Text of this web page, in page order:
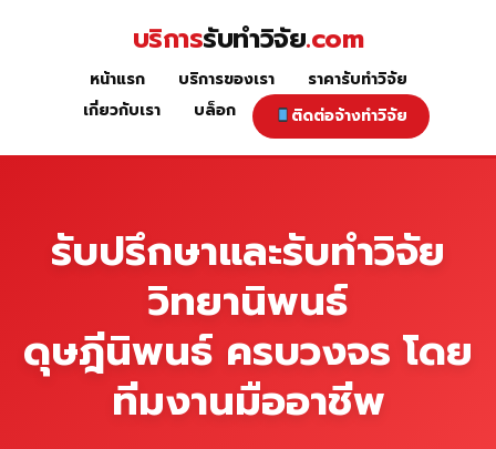
หน้าแรก
บริการรับทำวิจัย.com
หน้าแรก บริการของเรา
ราคารับทำวิจัย
เกี่ยวกับเรา
บล็อก ติดต่อจ้างทำวิจัย
รับปรึกษาและรับทำวิจัย
วิทยานิพนธ์
ดุษฎีนิพนธ์ ครบวงจร โดย
ทีมงานมืออาชีพ